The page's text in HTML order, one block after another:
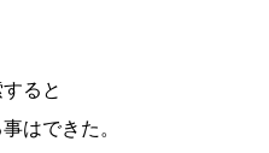
ると
はできた。